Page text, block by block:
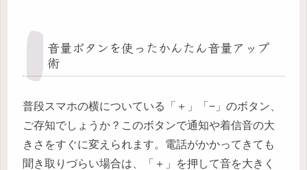
音量ボタンを使ったかんたん音量アップ
術
普段スマホの横についている「＋」「−」のボタン、
ご存知でしょうか？このボタンで通知や着信音の大
きさをすぐに変えられます。電話がかかってきても
聞き取りづらい場合は、「＋」を押して音を大きく